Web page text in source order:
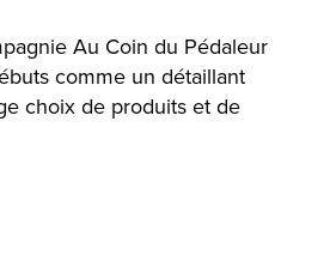
Au Coin du Pédaleur
comme un détaillant
choix de produits et de